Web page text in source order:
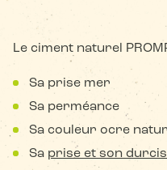
Le ciment naturel
Sa prise mer
Sa perméance
Sa couleur ocre
Sa prise et son